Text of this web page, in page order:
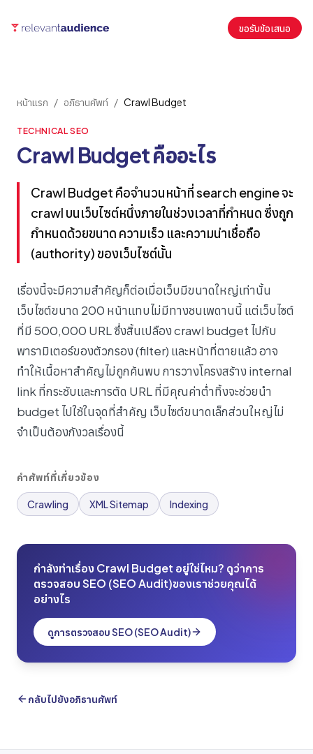
ขอรับข้อเสนอ
หน้าแรก / อภิธานศัพท์ / Crawl Budget
TECHNICAL SEO
Crawl Budget คืออะไร
Crawl Budget คือจำนวนหน้าที่ search engine จะ
crawl บนเว็บไซต์หนึ่งภายในช่วงเวลาที่กำหนด ซึ่งถูก
กำหนดด้วยขนาด ความเร็ว และความน่าเชื่อถือ
(authority) ของเว็บไซต์นั้น
เรื่องนี้จะมีความสำคัญก็ต่อเมื่อเว็บมีขนาดใหญ่เท่านั้น
เว็บไซต์ขนาด 200 หน้าแทบไม่มีทางชนเพดานนี้ แต่เว็บไซต์
ที่มี 500,000 URL ซึ่งสิ้นเปลือง crawl budget ไปกับ
พารามิเตอร์ของตัวกรอง (filter) และหน้าที่ตายแล้ว อาจ
ทำให้เนื้อหาสำคัญไม่ถูกค้นพบ การวางโครงสร้าง internal
link ที่กระชับและการตัด URL ที่มีคุณค่าต่ำทิ้งจะช่วยนำ
budget ไปใช้ในจุดที่สำคัญ เว็บไซต์ขนาดเล็กส่วนใหญ่ไม่
จำเป็นต้องกังวลเรื่องนี้
คำศัพท์ที่เกี่ยวข้อง
Crawling XML Sitemap Indexing
กำลังทำเรื่อง Crawl Budget อยู่ใช่ไหม? ดูว่าการ
ตรวจสอบ SEO (SEO Audit)ของเราช่วยคุณได้
อย่างไร
ดูการตรวจสอบ SEO (SEO Audit)
กลับไปยังอภิธานศัพท์